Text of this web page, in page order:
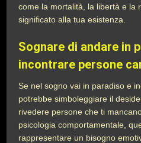
come la mortalità, la libertà e la
significato alla tua esistenza.
Sognare di andare in
incontrare persone
Se nel sogno vai in paradiso e
potrebbe simboleggiare il
rivedere persone che ti
psicologia comportamentale,
rappresentare un bisogno